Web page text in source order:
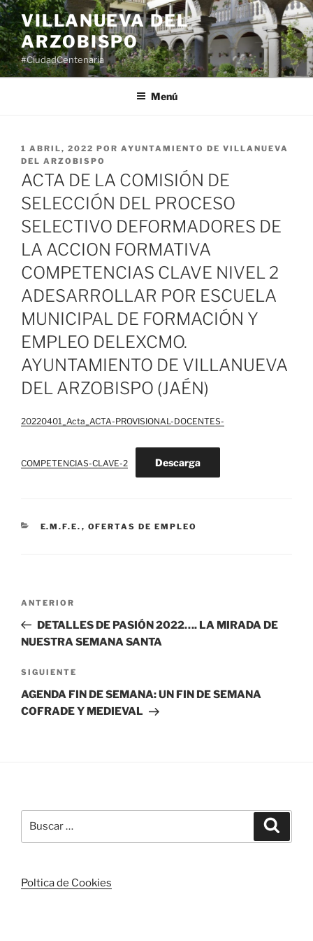
Saltar
al
contenido
VILLANUEVA DEL
ARZOBISPO
#CiudadCentenaria
Menú
PUBLICADO
EL
1 ABRIL, 2022 POR AYUNTAMIENTO DE VILLANUEVA
DEL ARZOBISPO
ACTA DE LA COMISIÓN DE
SELECCIÓN DEL PROCESO
SELECTIVO DEFORMADORES DE
LA ACCION FORMATIVA
COMPETENCIAS CLAVE NIVEL 2
ADESARROLLAR POR ESCUELA
MUNICIPAL DE FORMACIÓN Y
EMPLEO DELEXCMO.
AYUNTAMIENTO DE VILLANUEVA
DEL ARZOBISPO (JAÉN)
20220401_Acta_ACTA-PROVISIONAL-DOCENTES-
COMPETENCIAS-CLAVE-2 Descarga
CATEGORÍAS
E.M.F.E. , OFERTAS DE EMPLEO
Navegación
entradas
Entrada
anterior:
ANTERIOR
DETALLES DE PASIÓN 2022…. LA MIRADA DE
NUESTRA SEMANA SANTA
Siguiente
entrada
SIGUIENTE
AGENDA FIN DE SEMANA: UN FIN DE SEMANA
COFRADE Y MEDIEVAL
por:
Poltica de Cookies